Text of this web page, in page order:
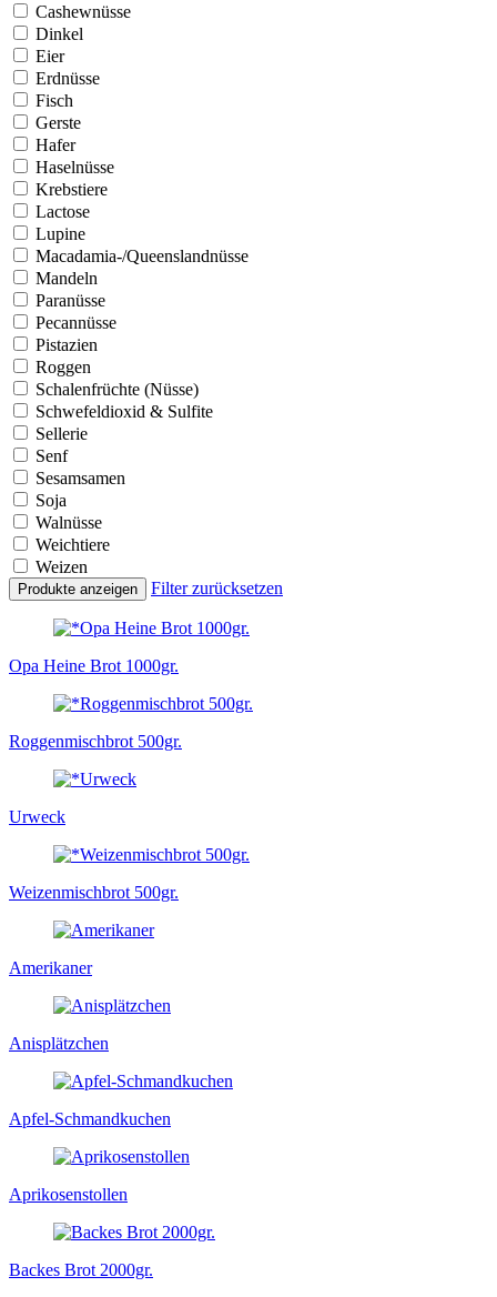
Cashewnüsse
Dinkel
Eier
Erdnüsse
Fisch
Gerste
Hafer
Haselnüsse
Krebstiere
Lactose
Lupine
Macadamia-/Queenslandnüsse
Mandeln
Paranüsse
Pecannüsse
Pistazien
Roggen
Schalenfrüchte (Nüsse)
Schwefeldioxid & Sulfite
Sellerie
Senf
Sesamsamen
Soja
Walnüsse
Weichtiere
Weizen
Produkte anzeigen Filter zurücksetzen
Opa Heine Brot 1000gr.
Roggenmischbrot 500gr.
Urweck
Weizenmischbrot 500gr.
Amerikaner
Anisplätzchen
Apfel-Schmandkuchen
Aprikosenstollen
Backes Brot 2000gr.